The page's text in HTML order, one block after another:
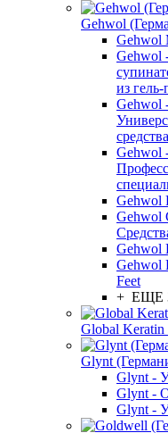
Gehwol
Gehwol
Gehwol
из
Gehwol
средства
Gehwol
Gehwol
Gehwol
Gehwol
Gehwol
Feet
+ ЕЩЕ
Global
Glynt
Glynt -
Glynt -
Glynt -